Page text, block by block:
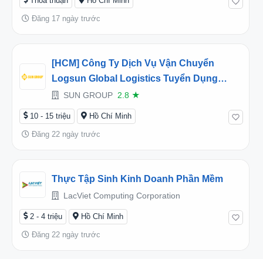
Đăng 17 ngày trước
[HCM] Công Ty Dịch Vụ Vận Chuyển
Logsun Global Logistics Tuyển Dụng
Thực Tập Sinh Sales Oversea Full-Time
2026
SUN GROUP 2.8 ★
10 - 15 triệu Hồ Chí Minh
Đăng 22 ngày trước
Thực Tập Sinh Kinh Doanh Phần Mềm
LacViet Computing Corporation
2 - 4 triệu Hồ Chí Minh
Đăng 22 ngày trước